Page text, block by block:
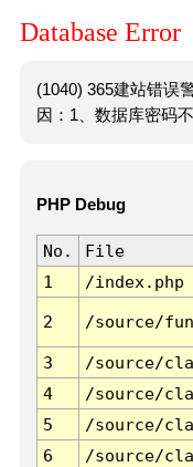
Database Error
(1040) 365建站错误
因：1、数据库密码
PHP Debug
No. File
1
/index.php
2 /source/
3 /source/
4
/source/
5
/source/
6
/source/